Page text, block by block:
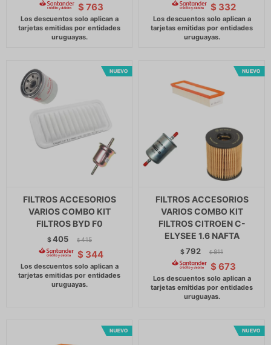
$ 763 $ 332
FILTROS ACCESORIOS
VARIOS COMBO KIT
FILTROS BYD F0
$405 $ 415
$ 344
FILTROS ACCESORIOS
VARIOS COMBO KIT
FILTROS CITROEN C-
ELYSEE 1.6 NAFTA
$792 $ 811
$ 673